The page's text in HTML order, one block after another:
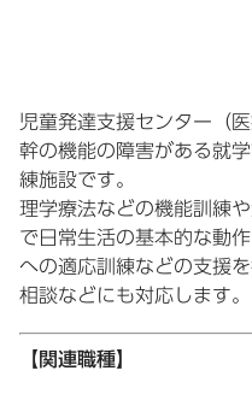
児童発達支援センター（
幹の機能の障害がある就
練施設です。
理学療法などの機能訓練
で日常生活の基本的な動
への適応訓練などの支援
相談などにも対応します。
【関連職種】